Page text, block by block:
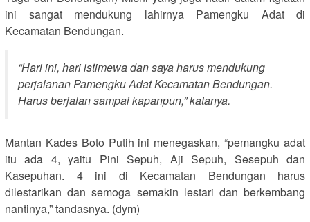
ini sangat mendukung lahirnya Pamengku Adat di
Kecamatan Bendungan.
“Hari ini, hari istimewa dan saya harus mendukung
perjalanan Pamengku Adat Kecamatan Bendungan.
Harus berjalan sampai kapanpun,” katanya.
Mantan Kades Boto Putih ini menegaskan, “pemangku adat
itu ada 4, yaitu Pini Sepuh, Aji Sepuh, Sesepuh dan
Kasepuhan. 4 ini di Kecamatan Bendungan harus
dilestarikan dan semoga semakin lestari dan berkembang
nantinya,” tandasnya. (dym)